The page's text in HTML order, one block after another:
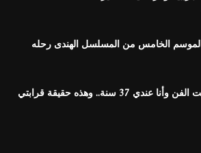
الخامس من المسلسل الهندى رحله
مريم سعيد صالح: دخلت الفن وأنا عندي 37 سنة.. وهذه حقيقة قرابتي